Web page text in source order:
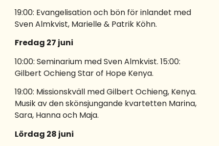
19:00: Evangelisation och bön för inlandet med
Sven Almkvist, Marielle & Patrik Köhn.
Fredag 27 juni
10:00: Seminarium med Sven Almkvist. 15:00:
Gilbert Ochieng Star of Hope Kenya.
19:00: Missionskväll med Gilbert Ochieng, Kenya.
Musik av den skönsjungande kvartetten Marina,
Sara, Hanna och Maja.
Lördag 28 juni